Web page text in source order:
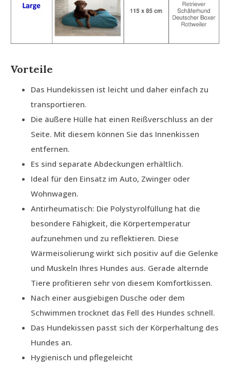
Vorteile
Das Hundekissen ist leicht und daher einfach zu
transportieren.
Die äußere Hülle hat einen Reißverschluss an der
Seite. Mit diesem können Sie das Innenkissen
entfernen.
Es sind separate Abdeckungen erhältlich.
Ideal für den Einsatz im Auto, Zwinger oder
Wohnwagen.
Antirheumatisch: Die Polystyrolfüllung hat die
besondere Fähigkeit, die Körpertemperatur
aufzunehmen und zu reflektieren. Diese
Wärmeisolierung wirkt sich positiv auf die Gelenke
und Muskeln Ihres Hundes aus. Gerade alternde
Tiere profitieren sehr von diesem Komfortkissen.
Nach einer ausgiebigen Dusche oder dem
Schwimmen trocknet das Fell des Hundes schnell.
Das Hundekissen passt sich der Körperhaltung des
Hundes an.
Hygienisch und pflegeleicht